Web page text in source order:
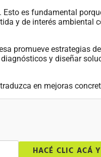
es fundamental
y de interés ambiental
promueve estrategias
y diseñar
en mejoras
HACÉ CLIC ACÁ